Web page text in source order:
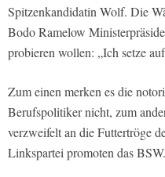
Spitzenkandidatin Wolf. Die
Bodo Ramelow
probieren wollen: „Ich setze
Zum einen merken es die
Berufspolitiker nicht, zum
verzweifelt an die Futtertröge
Linkspartei promoten das BSW.